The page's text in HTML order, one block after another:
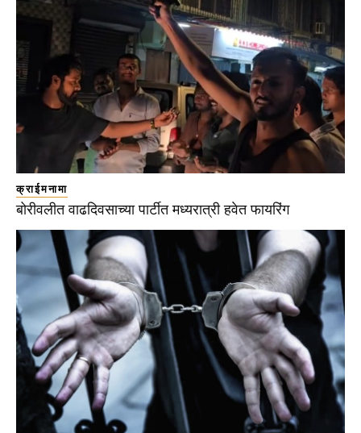
क्राईमनामा
बोरीवलीत वाढदिवसाच्या पार्टीत मध्यरात्री हवेत फायरिंग